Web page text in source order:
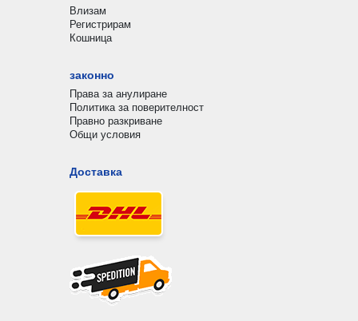
Влизам
Регистрирам
Кошница
законно
Права за анулиране
Политика за поверителност
Правно разкриване
Общи условия
Доставка